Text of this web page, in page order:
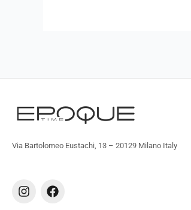
Via Bartolomeo Eustachi, 13 – 20129 Milano Italy
I
n
F
a